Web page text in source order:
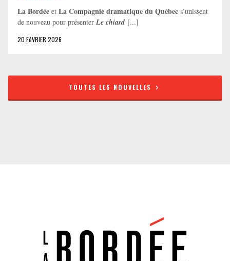
La Bordée et La Compagnie dramatique du Québec s’unissent
de nouveau pour présenter Le chiard [...]
20 FéVRIER 2026
TOUTES LES NOUVELLES